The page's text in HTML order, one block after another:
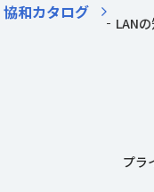
協和カタログ
LAN
プラ